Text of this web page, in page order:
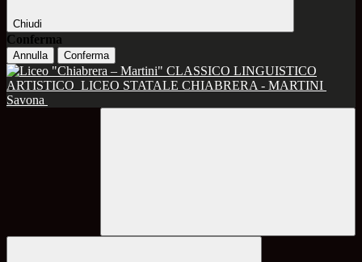
Chiudi
Conferma
Annulla Conferma
CLASSICO LINGUISTICO
ARTISTICO LICEO STATALE CHIABRERA - MARTINI
Savona